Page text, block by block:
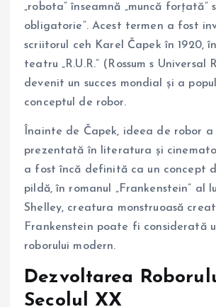
„robota” înseamnă „muncă forțată”
obligatorie”. Acest termen a fost
scriitorul ceh Karel Čapek în 1920,
teatru „R.U.R.” (Rossum s Universal
devenit un succes mondial și a
conceptul de robor.
Înainte de Čapek, ideea de robor a
prezentată în literatura și
a fost încă definită ca un concept
pildă, în romanul „Frankenstein” al
Shelley, creatura monstruoasă
Frankenstein poate fi considerată
roborului modern.
Dezvoltarea
Secolul XX